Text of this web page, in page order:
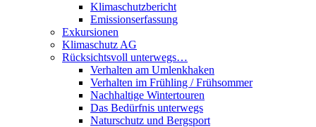
Klimaschutzbericht
Emissionserfassung
Exkursionen
Klimaschutz AG
Rücksichtsvoll unterwegs…
Verhalten am Umlenkhaken
Verhalten im Frühling / Frühsommer
Nachhaltige Wintertouren
Das Bedürfnis unterwegs
Naturschutz und Bergsport